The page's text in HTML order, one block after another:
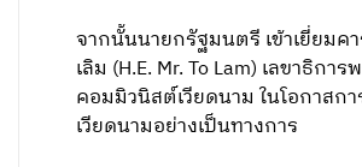
จากนั้นนายกรัฐมนตรี เข้าเยี่ยมคา
เลิม (H.E. Mr. To Lam) เลขาธิการ
คอมมิวนิสต์เวียดนาม ในโอกาสกา
เวียดนามอย่างเป็นทางการ